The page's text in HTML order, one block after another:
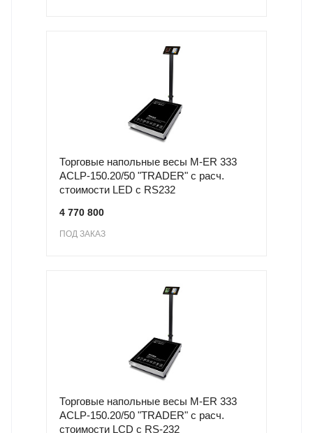
Торговые напольные весы M-ER 333
ACLP-150.20/50 "TRADER" с расч.
стоимости LED с RS232
4 770 800
ПОД ЗАКАЗ
Торговые напольные весы M-ER 333
ACLP-150.20/50 "TRADER" с расч.
стоимости LCD с RS-232